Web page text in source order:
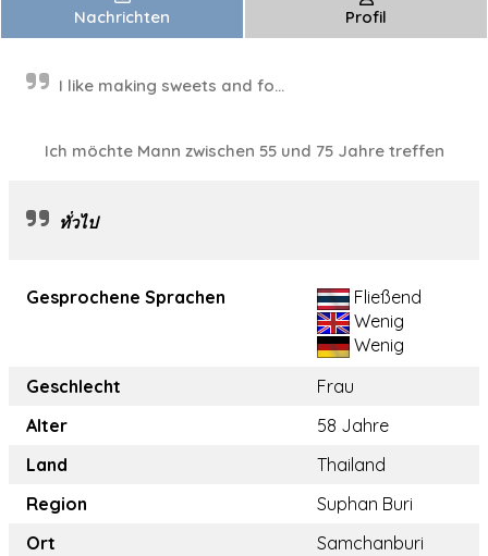
Nachrichten Profil
I like making sweets and fo...
Ich möchte Mann zwischen 55 und 75 Jahre treffen
ทั่วไป
Gesprochene Sprachen
Fließend
Wenig
Wenig
Geschlecht
Frau
Alter
58 Jahre
Land
Thailand
Region
Suphan Buri
Ort
Samchanburi